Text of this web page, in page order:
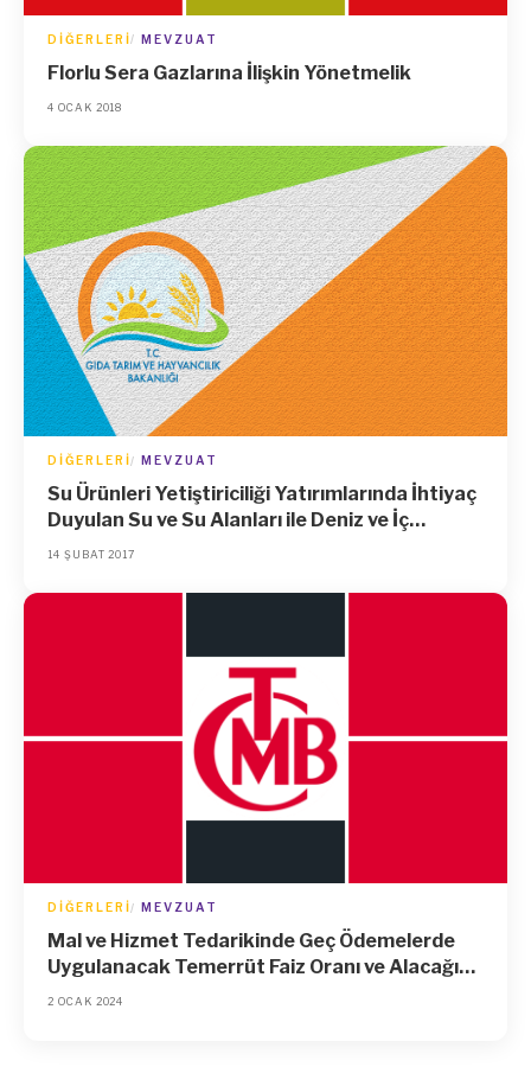
DIĞERLERI MEVZUAT
Florlu Sera Gazlarına İlişkin Yönetmelik
4 OCAK 2018
DIĞERLERI MEVZUAT
Su Ürünleri Yetiştiriciliği Yatırımlarında İhtiyaç
Duyulan Su ve Su Alanları ile Deniz ve İç
Sulardaki Su Ürünleri İstihsal Hakkının Kiraya
Yapılmasına Dair Yönetmelik
14 ŞUBAT 2017
DIĞERLERI MEVZUAT
Mal ve Hizmet Tedarikinde Geç Ödemelerde
Uygulanacak Temerrüt Faiz Oranı ve Alacağın
Tahsili Masrafları İçin Talep Edilebilecek
2 OCAK 2024